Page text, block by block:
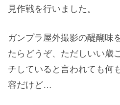
見作戦を行いました。
ガンプラ屋外撮影の醍醐味
たらどうぞ、ただしいい歳
チしていると言われても何
容だけど…